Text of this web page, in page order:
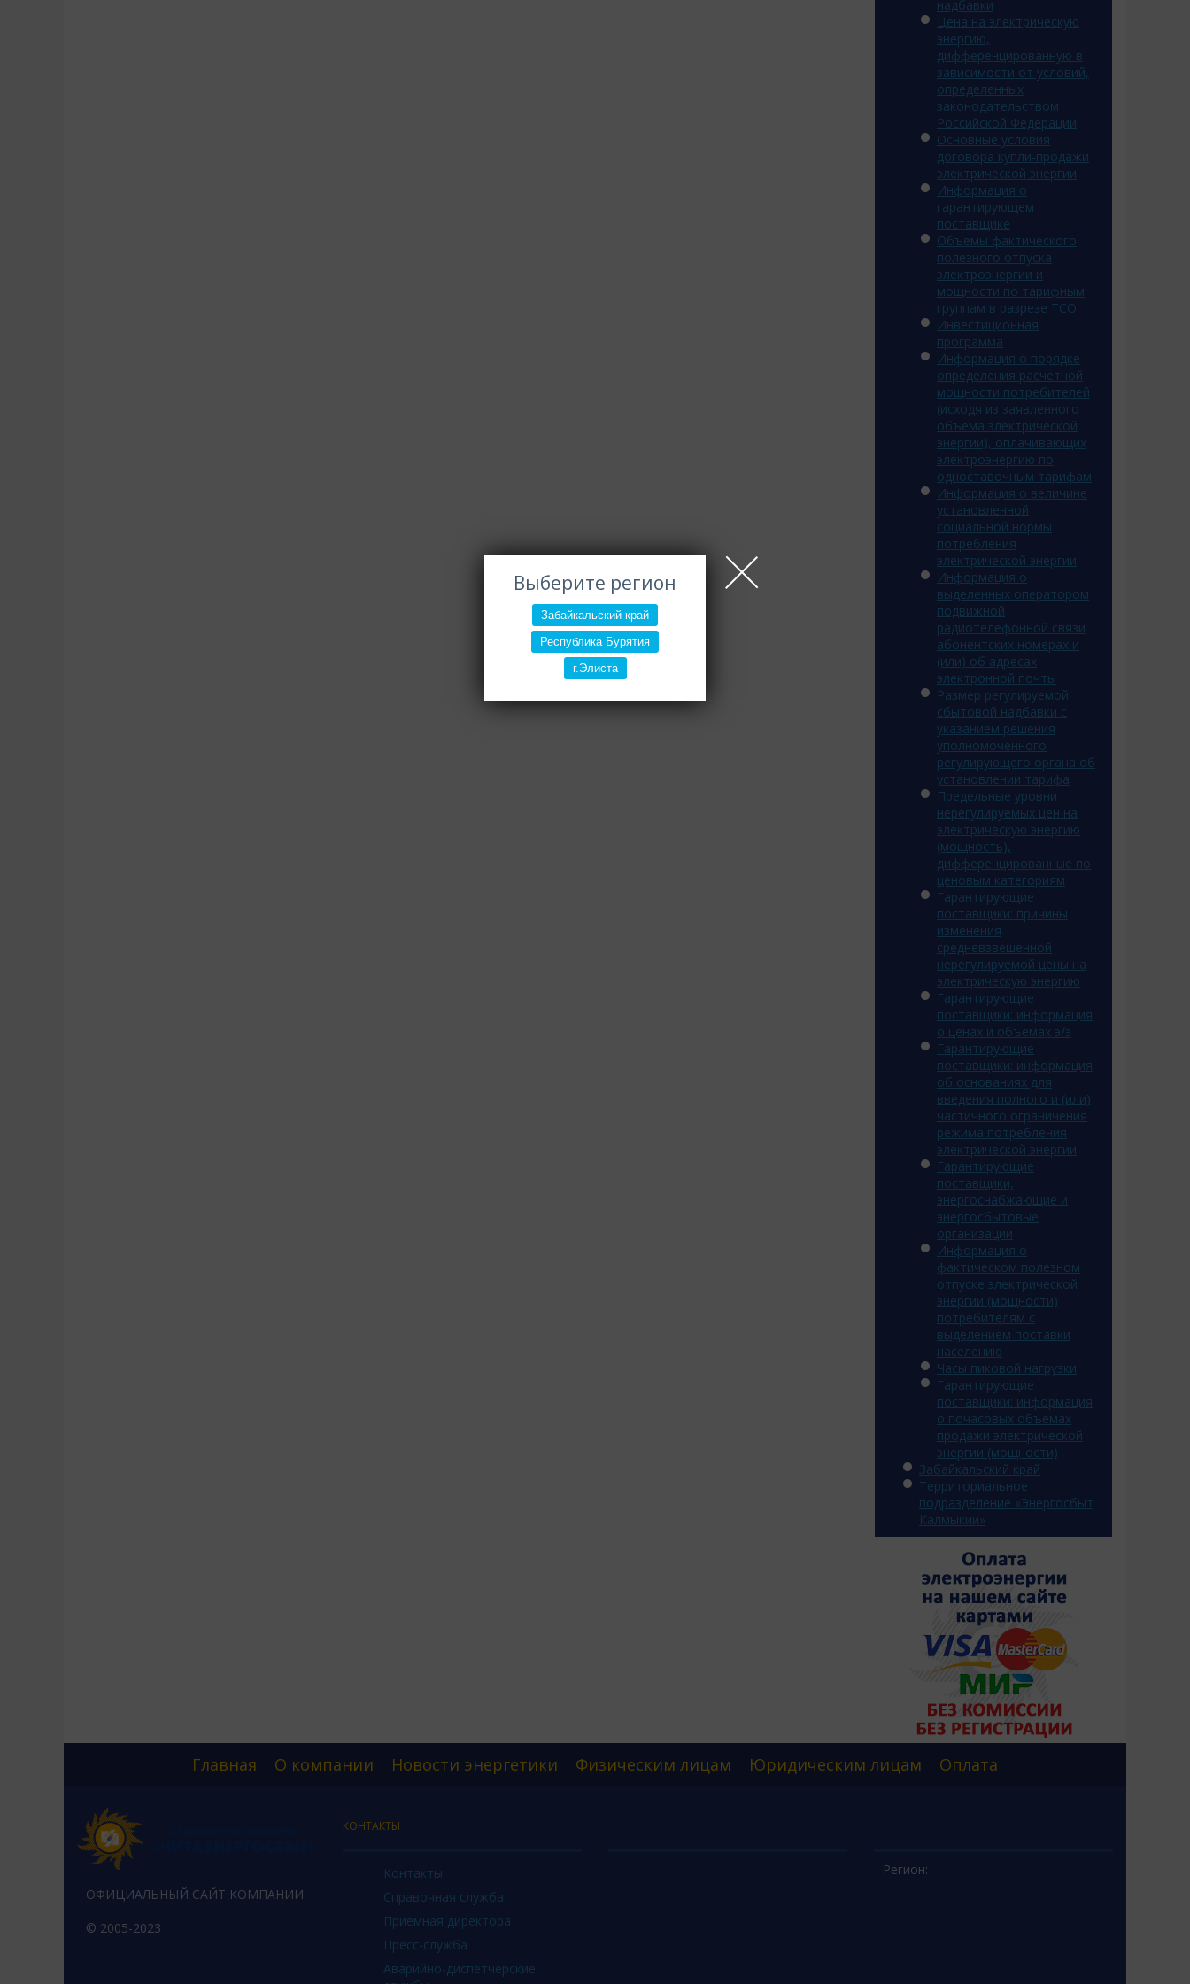
Выберите регион
Забайкальский край
Республика Бурятия
г.Элиста
надбавки
Цена на электрическую
энергию,
дифференцированную в
зависимости от условий,
определенных
законодательством
Российской Федерации
Основные условия
договора купли-продажи
электрической энергии
Информация о
гарантирующем
поставщике
Объемы фактического
полезного отпуска
электроэнергии и
мощности по тарифным
группам в разрезе ТСО
Инвестиционная
программа
Информация о порядке
определения расчетной
мощности потребителей
(исходя из заявленного
объема электрической
энергии), оплачивающих
электроэнергию по
одноставочным тарифам
Информация о величине
установленной
социальной нормы
потребления
электрической энергии
Информация о
выделенных оператором
подвижной
радиотелефонной связи
абонентских номерах и
(или) об адресах
электронной почты
Размер регулируемой
сбытовой надбавки с
указанием решения
уполномоченного
регулирующего органа об
установлении тарифа
Предельные уровни
нерегулируемых цен на
электрическую энергию
(мощность),
дифференцированные по
ценовым категориям
Гарантирующие
поставщики: причины
изменения
средневзвешенной
нерегулируемой цены на
электрическую энергию
Гарантирующие
поставщики: информация
о ценах и объемах э/э
Гарантирующие
поставщики: информация
об основаниях для
введения полного и (или)
частичного ограничения
режима потребления
электрической энергии
Гарантирующие
поставщики,
энергоснабжающие и
энергосбытовые
организации
Информация о
фактическом полезном
отпуске электрической
энергии (мощности)
потребителям с
выделением поставки
населению
Часы пиковой нагрузки
Гарантирующие
поставщики: информация
о почасовых объемах
продажи электрической
энергии (мощности)
Забайкальский край
Территориальное
подразделение «Энергосбыт
Калмыкии»
Главная О компании Новости энергетики Физическим лицам Юридическим лицам Оплата
ОФИЦИАЛЬНЫЙ САЙТ КОМПАНИИ
© 2005-2023
КОНТАКТЫ
Контакты
Справочная служба
Приемная директора
Пресс-служба
Аварийно-диспетчерские
Регион: